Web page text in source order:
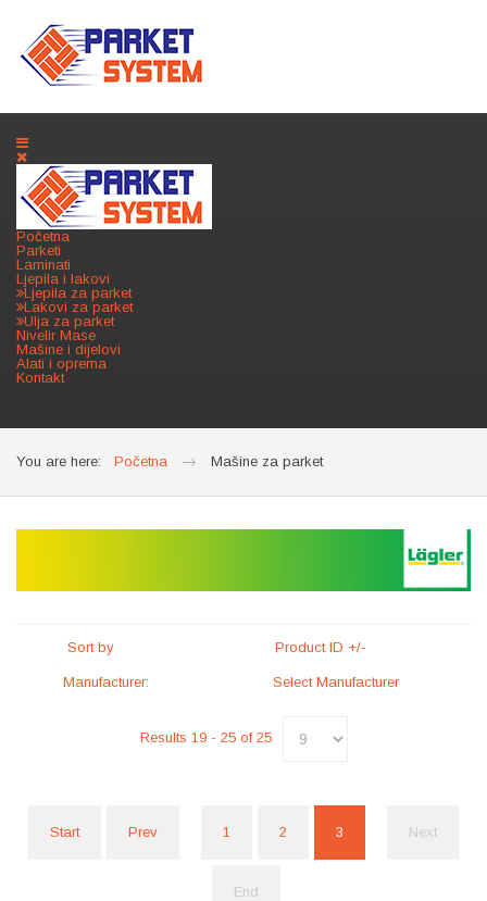
Početna
Parketi
Laminati
Ljepila i lakovi
Ljepila za parket
Lakovi za parket
Ulja za parket
Nivelir Mase
Mašine i dijelovi
Alati i oprema
Kontakt
You are here: Početna Mašine za parket
Sort by Product ID +/-
Manufacturer: Select Manufacturer
Results 19 - 25 of 25
Start Prev 1 2 3 Next
End